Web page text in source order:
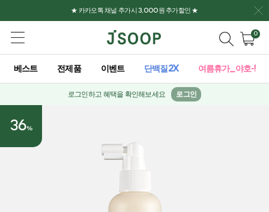
★ 카카오톡 채널 추가시 3,000원 추가할인 ★
0
베스트 전제품 이벤트 단백질2X 여름휴가_야호-!
로그인하고 혜택을 확인해보세요 로그인
36%